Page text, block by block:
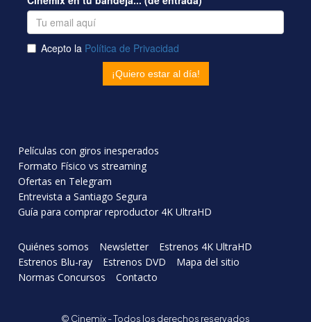
Películas con giros inesperados
Formato Físico vs streaming
Ofertas en Telegram
Entrevista a Santiago Segura
Guía para comprar reproductor 4K UltraHD
Quiénes somos Newsletter
Estrenos 4K UltraHD
Estrenos Blu-ray
Estrenos DVD
Mapa del sitio
Normas Concursos
Contacto
© Cinemix - Todos los derechos reservados